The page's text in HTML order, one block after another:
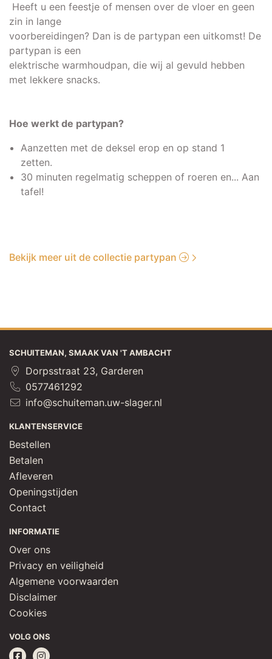
Heeft u een feestje of mensen over de vloer en geen
zin in lange
voorbereidingen? Dan is de partypan een uitkomst! De
partypan is een
elektrische warmhoudpan, die wij al gevuld hebben
met lekkere snacks.
Hoe werkt de partypan?
Aanzetten met de deksel erop en op stand 1
zetten.
30 minuten regelmatig scheppen of roeren en... Aan
tafel!
Bekijk meer uit de collectie partypan
SCHUITEMAN, SMAAK VAN 'T AMBACHT
Dorpsstraat 23, Garderen
0577461292
info@schuiteman.uw-slager.nl
KLANTENSERVICE
Bestellen
Betalen
Afleveren
Openingstijden
Contact
INFORMATIE
Over ons
Privacy en veiligheid
Algemene voorwaarden
Disclaimer
Cookies
VOLG ONS